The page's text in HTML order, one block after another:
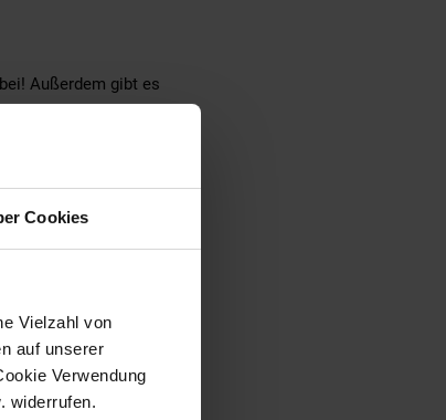
Cookies
Vielzahl von
auf unserer
Verwendung
widerrufen.
Außerdem gibt es